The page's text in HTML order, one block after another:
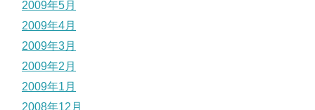
2009年5月
2009年4月
2009年3月
2009年2月
2009年1月
2008年12月